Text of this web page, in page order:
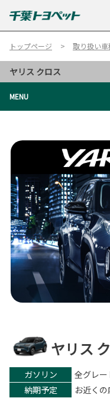
トップページ 取り扱い
ヤリス クロス
MENU
ヤリス
ガソリン
全グレー
納期予定
お近く